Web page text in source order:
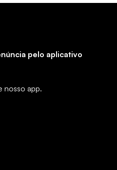
pelo aplicativo
nosso app.